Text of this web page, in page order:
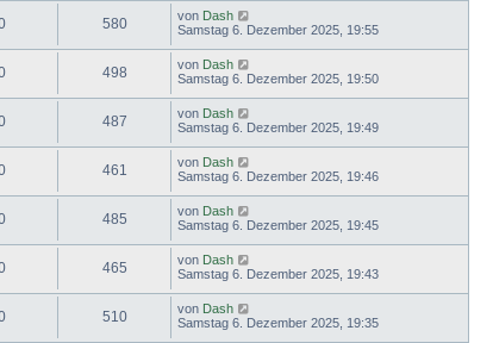
580 von Dash
Samstag 6. Dezember 2025, 19:55
498 von Dash
Samstag 6. Dezember 2025, 19:50
487 von Dash
Samstag 6. Dezember 2025, 19:49
461 von Dash
Samstag 6. Dezember 2025, 19:46
485 von Dash
Samstag 6. Dezember 2025, 19:45
465 von Dash
Samstag 6. Dezember 2025, 19:43
510 von Dash
Samstag 6. Dezember 2025, 19:35